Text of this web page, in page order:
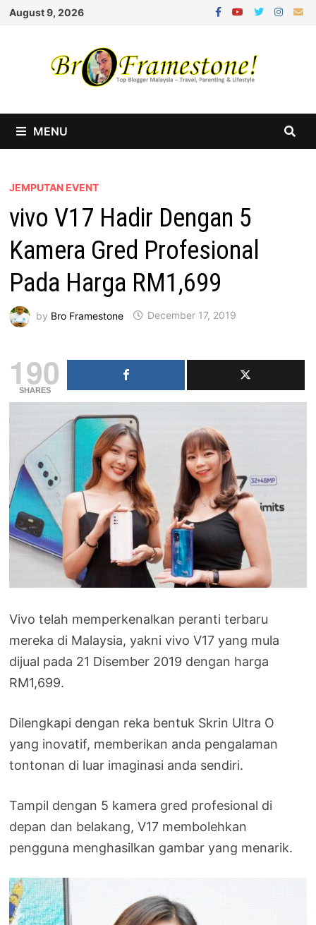
Skip
August 9, 2026
MENU
JEMPUTAN EVENT
vivo V17 Hadir Dengan 5
Kamera Gred Profesional
Pada Harga RM1,699
by Bro Framestone December 17, 2019
190
SHARES
Vivo telah memperkenalkan peranti terbaru
mereka di Malaysia, yakni vivo V17 yang mula
dijual pada 21 Disember 2019 dengan harga
RM1,699.
Dilengkapi dengan reka bentuk Skrin Ultra O
yang inovatif, memberikan anda pengalaman
tontonan di luar imaginasi anda sendiri.
Tampil dengan 5 kamera gred profesional di
depan dan belakang, V17 membolehkan
pengguna menghasilkan gambar yang menarik.